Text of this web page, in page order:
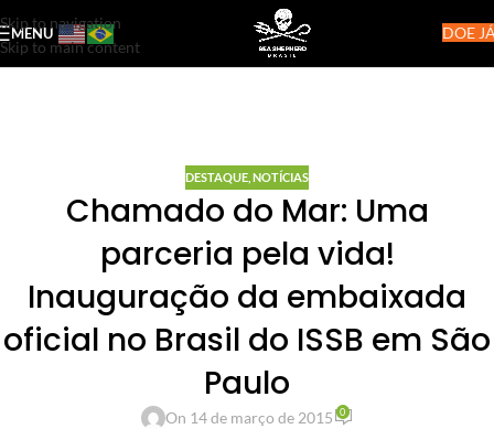
Skip to navigation
Skip to main content
MENU DOE
DESTAQUE NOTÍCIAS
Chamado do Mar: Uma
parceria pela vida!
Inauguração da embaixada
oficial no Brasil do ISSB em São
Paulo
On 14 de março de 2015 0